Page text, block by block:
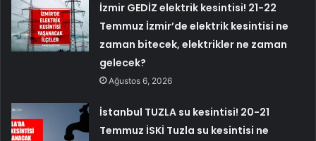
İzmir GEDİZ elektrik kesintisi! 21-22
Temmuz İzmir’de elektrik kesintisi ne
zaman bitecek, elektrikler ne zaman
gelecek?
Ağustos 6, 2026
İstanbul TUZLA su kesintisi! 20-21
Temmuz İSKİ Tuzla su kesintisi ne